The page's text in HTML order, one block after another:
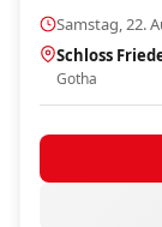
Samstag, 22.
Schloss
Gotha